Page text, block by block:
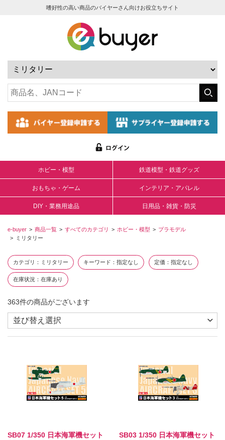
嗜好性の高い商品のバイヤーさん向けお役立ちサイト
ホビー・模型 鉄道模型・鉄道グッズ
おもちゃ・ゲーム インテリア・アパレル
DIY・業務用途品 日用品・雑貨・防災
e-buyer 商品一覧 すべてのカテゴリ ホビー・模型
プラモデル
ミリタリー
カテゴリ ミリタリー キーワード 指定なし 定価 指定なし
在庫状況 在庫あり
363件の商品がございます
SB07 1/350 日本海軍機セット
SB03 1/350 日本海軍機セット